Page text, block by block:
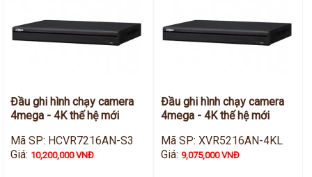
Đầu ghi hình chạy camera
4mega - 4K thế hệ mới
Mã SP: HCVR7216AN-S3
Giá: 10,200,000 VNĐ
Đầu ghi hình chạy camera
4mega - 4K thế hệ mới
Mã SP: XVR5216AN-4KL
Giá: 9,075,000 VNĐ